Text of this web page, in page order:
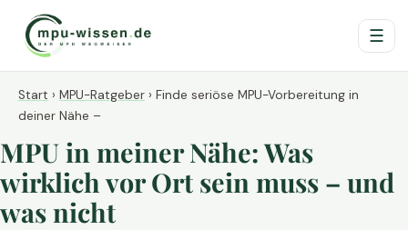
☰
Start › MPU-Ratgeber › Finde seriöse MPU-Vorbereitung in
deiner Nähe –
MPU in meiner Nähe: Was
wirklich vor Ort sein muss – und
was nicht